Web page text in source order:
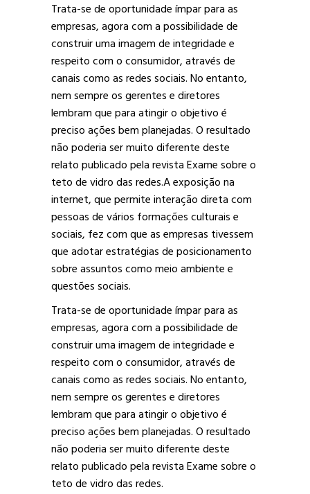
Trata-se de oportunidade ímpar para as
empresas, agora com a possibilidade de
construir uma imagem de integridade e
respeito com o consumidor, através de
canais como as redes sociais. No entanto,
nem sempre os gerentes e diretores
lembram que para atingir o objetivo é
preciso ações bem planejadas. O resultado
não poderia ser muito diferente deste
relato publicado pela revista Exame sobre o
teto de vidro das redes.A exposição na
internet, que permite interação direta com
pessoas de vários formações culturais e
sociais, fez com que as empresas tivessem
que adotar estratégias de posicionamento
sobre assuntos como meio ambiente e
questões sociais.
Trata-se de oportunidade ímpar para as
empresas, agora com a possibilidade de
construir uma imagem de integridade e
respeito com o consumidor, através de
canais como as redes sociais. No entanto,
nem sempre os gerentes e diretores
lembram que para atingir o objetivo é
preciso ações bem planejadas. O resultado
não poderia ser muito diferente deste
relato publicado pela revista Exame sobre o
teto de vidro das redes.